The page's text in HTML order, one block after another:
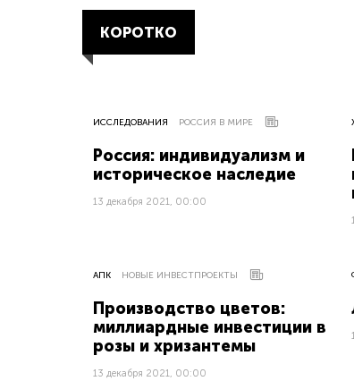
КОРОТКО
ИССЛЕДОВАНИЯ РОССИЯ В МИРЕ
Россия: индивидуализм и
историческое наследие
13 декабря 2021, 00:00
АПК НОВЫЕ ИНВЕСТПРОЕКТЫ
Производство цветов:
миллиардные инвестиции в
розы и хризантемы
13 декабря 2021, 00:00